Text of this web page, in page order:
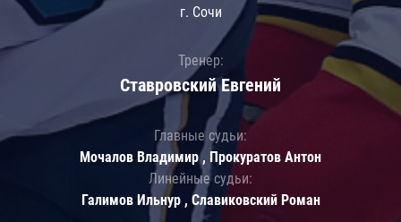
г. Сочи
Тренер:
Ставровский Евгений
Главные судьи:
Мочалов Владимир , Прокуратов Антон
Линейные судьи:
Галимов Ильнур , Славиковский Роман